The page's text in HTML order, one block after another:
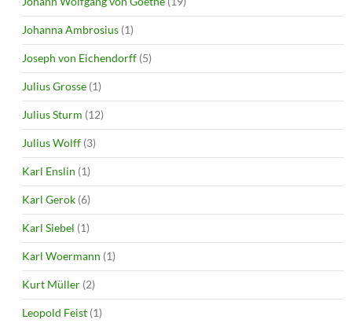
Johanna Ambrosius (1)
Joseph von Eichendorff (5)
Julius Grosse (1)
Julius Sturm (12)
Julius Wolff (3)
Karl Enslin (1)
Karl Gerok (6)
Karl Siebel (1)
Karl Woermann (1)
Kurt Müller (2)
Leopold Feist (1)